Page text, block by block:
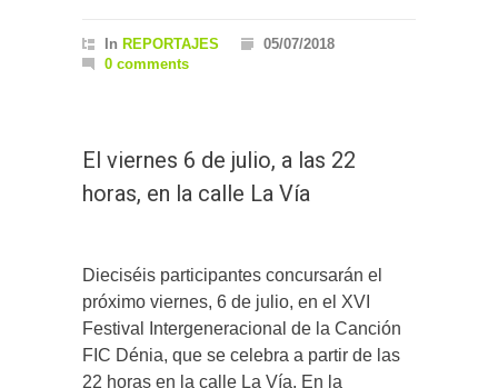
In REPORTAJES
05/07/2018
0 comments
El viernes 6 de julio, a las 22
horas, en la calle La Vía
Dieciséis participantes concursarán el
próximo viernes, 6 de julio, en el XVI
Festival Intergeneracional de la Canción
FIC Dénia, que se celebra a partir de las
22 horas en la calle La Vía. En la